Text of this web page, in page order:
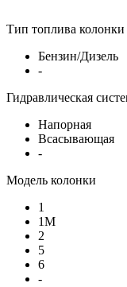
Тип топлива колонки
Бензин/Дизель
-
Гидравлическая
Напорная
Всасывающая
-
Модель колонки
1
1М
2
5
6
-